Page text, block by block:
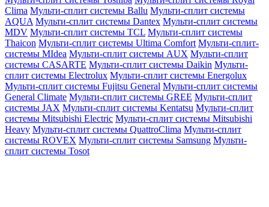
Clima Мульти-сплит системы Ballu Мульти-сплит системы
AQUA Мульти-сплит системы Dantex Мульти-сплит системы
MDV Мульти-сплит системы TCL Мульти-сплит системы
Thaicon Мульти-сплит системы Ultima Comfort Мульти-сплит-
системы MIdea Мульти-сплит системы AUX Мульти-сплит
системы CASARTE Мульти-сплит системы Daikin Мульти-
сплит системы Electrolux Мульти-сплит системы Energolux
Мульти-сплит системы Fujitsu General Мульти-сплит системы
General Climate Мульти-сплит системы GREE Мульти-сплит
системы JAX Мульти-сплит системы Kentatsu Мульти-сплит
системы Mitsubishi Electric Мульти-сплит системы Mitsubishi
Heavy Мульти-сплит системы QuattroClima Мульти-сплит
системы ROVEX Мульти-сплит системы Samsung Мульти-
сплит системы Tosot